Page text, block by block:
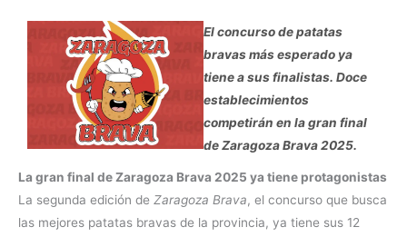
El concurso de patatas
bravas más esperado ya
tiene a sus finalistas. Doce
establecimientos
competirán en la gran final
de Zaragoza Brava 2025.
La gran final de Zaragoza Brava 2025 ya tiene protagonistas
La segunda edición de Zaragoza Brava, el concurso que busca
las mejores patatas bravas de la provincia, ya tiene sus 12